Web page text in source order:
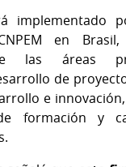
implementado
en
las áreas
de
e
formación y